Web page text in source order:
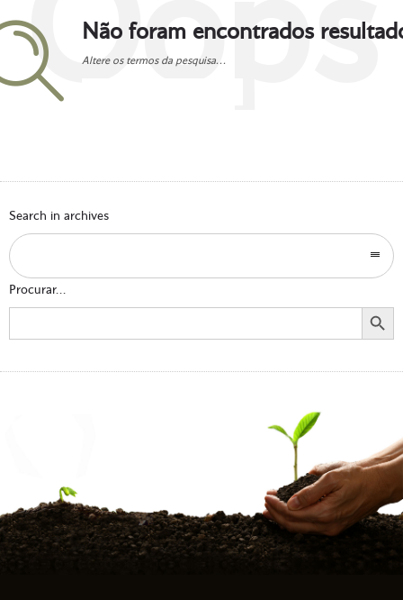
Não foram encontrados
Altere os termos da pesquisa...
Search in archives
Procurar...
Search
Search Button